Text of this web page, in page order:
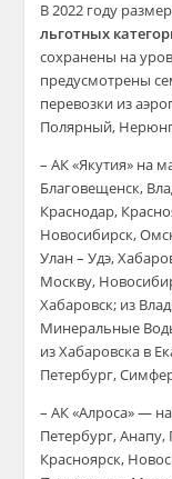
В 2022 году
льготных
сохранены на
предусмотрены
перевозки из
Полярный,
– АК «Якутия» на
Благовещенск,
Краснодар,
Новосибирск,
Улан – Удэ,
Москву,
Хабаровск; из
Минеральные
из Хабаровска в
Петербург,
– АК «Алроса» —
Петербург,
Красноярск,